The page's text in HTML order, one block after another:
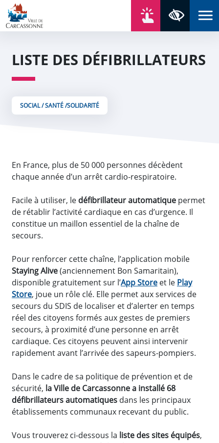
Aller au contenu
Aller au menu
Aller au plan du site
Aller à la recherche
LISTE DES DÉFIBRILLATEURS
SOCIAL / SANTÉ /SOLIDARITÉ
En France, plus de 50 000 personnes décèdent
chaque année d’un arrêt cardio-respiratoire.
Facile à utiliser, le défibrillateur automatique permet
de rétablir l’activité cardiaque en cas d’urgence. Il
constitue un maillon essentiel de la chaîne de
secours.
Pour renforcer cette chaîne, l’application mobile
Staying Alive(anciennement Bon Samaritain),
disponible gratuitement sur l’App Store et le Play
Store, joue un rôle clé. Elle permet aux services de
secours du SDIS de localiser et d’alerter en temps
réel des citoyens formés aux gestes de premiers
secours, à proximité d’une personne en arrêt
cardiaque. Ces citoyens peuvent ainsi intervenir
rapidement avant l’arrivée des sapeurs-pompiers.
Dans le cadre de sa politique de prévention et de
sécurité, la Ville de Carcassonne a installé 68
défibrillateurs automatiques dans les principaux
établissements communaux recevant du public.
Vous trouverez ci-dessous la liste des sites équipés,
Panneau de gestion des cookies